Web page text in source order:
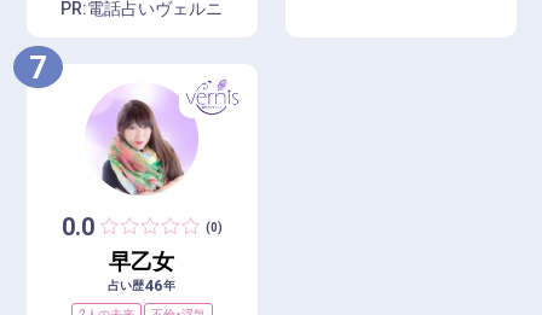
PR:電話占いヴェルニ
7
0.0 (0)
早乙女
占い歴46年